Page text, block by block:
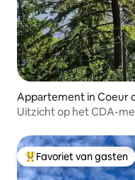
Appartement in Coeur
Uitzicht op het CDA-
Topfavoriet van gasten
Favoriet van gasten